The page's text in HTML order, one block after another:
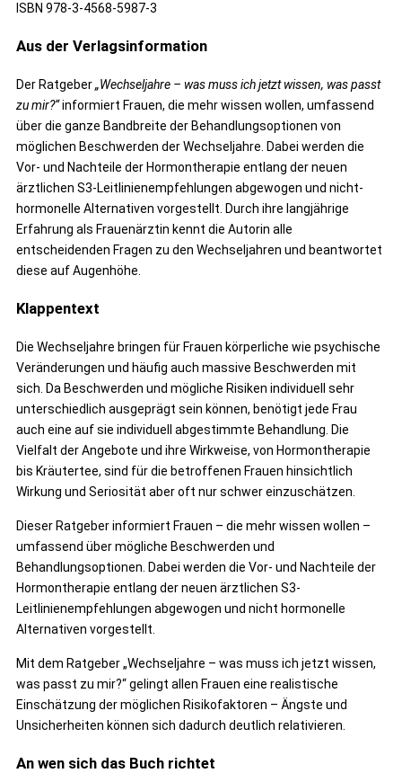
ISBN 978-3-4568-5987-3
Aus der Verlagsinformation
Der Ratgeber„Wechseljahre – was muss ich jetzt wissen, was passt
zu mir?“informiert Frauen, die mehr wissen wollen, umfassend
über die ganze Bandbreite der Behandlungsoptionen von
möglichen Beschwerden der Wechseljahre. Dabei werden die
Vor- und Nachteile der Hormontherapie entlang der neuen
ärztlichen S3-Leitlinienempfehlungen abgewogen und nicht-
hormonelle Alternativen vorgestellt. Durch ihre langjährige
Erfahrung als Frauenärztin kennt die Autorin alle
entscheidenden Fragen zu den Wechseljahren und beantwortet
diese auf Augenhöhe.
Klappentext
Die Wechseljahre bringen für Frauen körperliche wie psychische
Veränderungen und häufig auch massive Beschwerden mit
sich. Da Beschwerden und mögliche Risiken individuell sehr
unterschiedlich ausgeprägt sein können, benötigt jede Frau
auch eine auf sie individuell abgestimmte Behandlung. Die
Vielfalt der Angebote und ihre Wirkweise, von Hormontherapie
bis Kräutertee, sind für die betroffenen Frauen hinsichtlich
Wirkung und Seriosität aber oft nur schwer einzuschätzen.
Dieser Ratgeber informiert Frauen – die mehr wissen wollen –
umfassend über mögliche Beschwerden und
Behandlungsoptionen. Dabei werden die Vor- und Nachteile der
Hormontherapie entlang der neuen ärztlichen S3-
Leitlinienempfehlungen abgewogen und nicht hormonelle
Alternativen vorgestellt.
Mit dem Ratgeber „Wechseljahre – was muss ich jetzt wissen,
was passt zu mir?“ gelingt allen Frauen eine realistische
Einschätzung der möglichen Risikofaktoren – Ängste und
Unsicherheiten können sich dadurch deutlich relativieren.
An wen sich das Buch richtet